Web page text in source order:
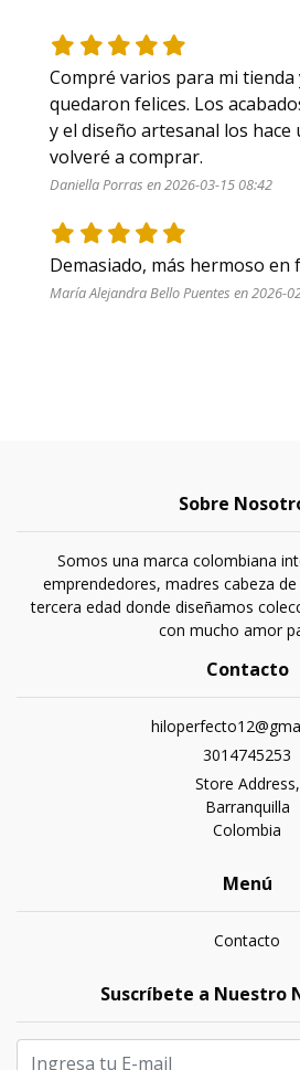
Compré varios para mi tienda
quedaron felices. Los
y el diseño artesanal los hace
volveré a comprar.
Daniella Porras en 2026-03-15 08:42
María Alejandra Bello Puentes en 2026-
Sobre
Somos una marca colombiana
emprendedores, madres cabeza
tercera edad donde diseñamos
con mucho amor
Contacto
3014745253
Store Address,
Barranquilla
Colombia
Menú
Contacto
Suscríbete a Nuestro